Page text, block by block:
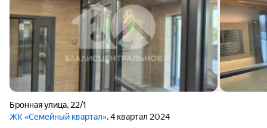
Бронная улица, 22/1
ЖК «Семейный квартал», 4 квартал 2024